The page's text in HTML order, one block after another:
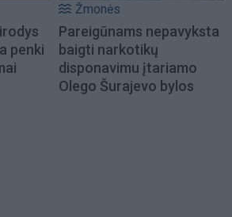
penki
Žmonės
Pareigūnams nepavyksta
baigti narkotikų
disponavimu įtariamo
Olego Šurajevo bylos